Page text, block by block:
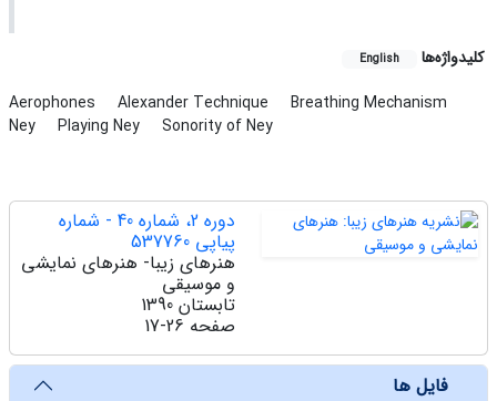
کلیدواژه‌ها English
Aerophones Alexander Technique
Breathing Mechanism
Ney
Playing Ney Sonority of Ney
دوره 2، شماره 40 - شماره
پیاپی 537760
هنرهای زیبا- هنرهای نمایشی
و موسیقی
تابستان 1390
صفحه 17-26
فایل ها